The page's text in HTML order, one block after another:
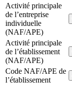
Activité principale
de l’entreprise
individuelle
(NAF/APE)
Activité principale
de l’établissement
(NAF/APE)
Code NAF/APE de
l’établissement